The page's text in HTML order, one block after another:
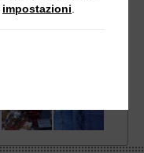
impostazioni